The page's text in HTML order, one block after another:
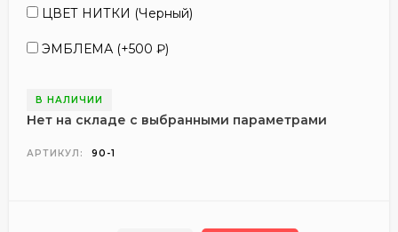
ЦВЕТ НИТКИ (Черный)
ЭМБЛЕМА (+500 ₽)
В НАЛИЧИИ
Нет на складе с выбранными параметрами
АРТИКУЛ: 90-1